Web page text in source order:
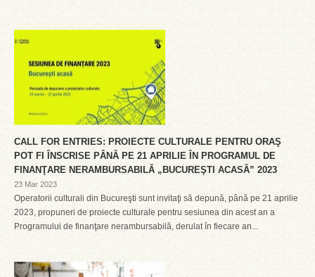
CALL FOR ENTRIES: PROIECTE CULTURALE PENTRU ORAŞ
POT FI ÎNSCRISE PÂNĂ PE 21 APRILIE ÎN PROGRAMUL DE
FINANŢARE NERAMBURSABILĂ „BUCUREŞTI ACASĂ” 2023
23 Mar 2023
Operatorii culturali din Bucureşti sunt invitaţi să depună, până pe 21 aprilie
2023, propuneri de proiecte culturale pentru sesiunea din acest an a
Programului de finanţare nerambursabilă, derulat în fiecare an...